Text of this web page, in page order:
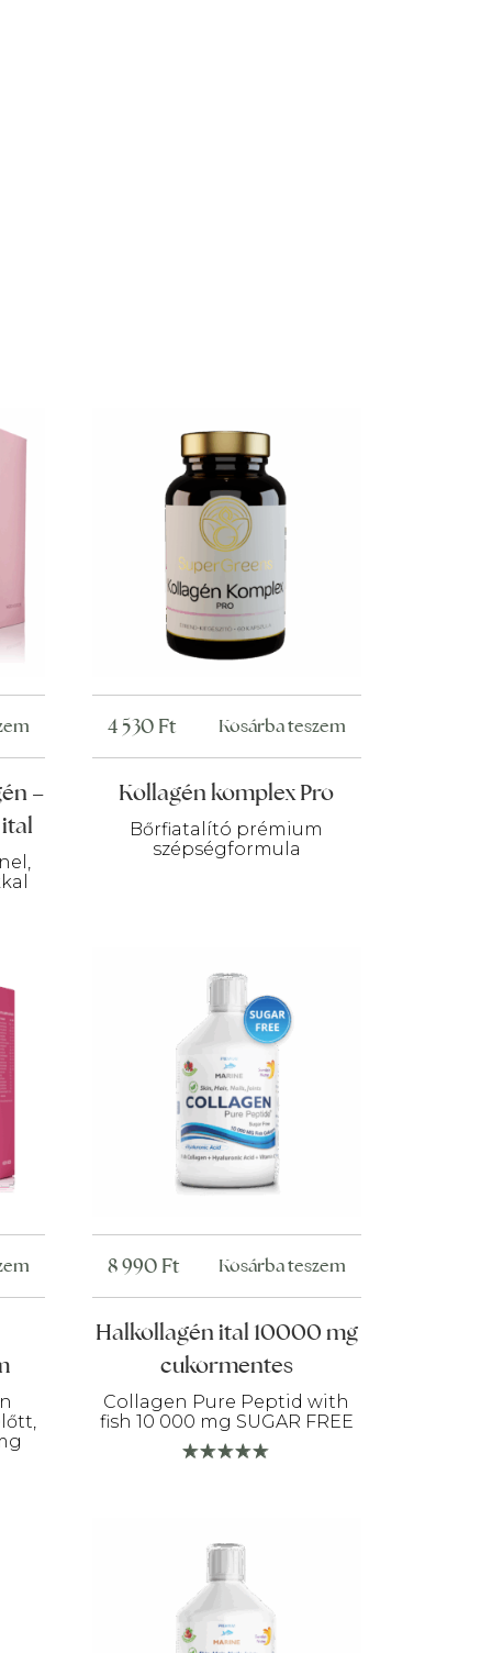
–
Kollagén komplex Pro
Bőrfiatalító prémium
szépségformula
4 530 Ft Kosárba teszem
Halkollagén ital 10000 mg
cukormentes
Collagen Pure Peptid with
fish 10 000 mg SUGAR FREE
8 990 Ft Kosárba teszem